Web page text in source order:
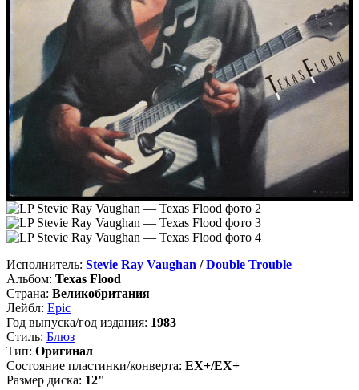
Исполнитель: Stevie Ray Vaughan /Double Trouble
Альбом: Texas Flood
Страна: Великобритания
Лейбл: Epic
Год выпуска/год издания: 1983
Стиль: Блюз
Тип: Оригинал
Состояние пластинки/конверта: EX+/EX+
Размер диска: 12"